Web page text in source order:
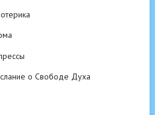
о Свободе Духа